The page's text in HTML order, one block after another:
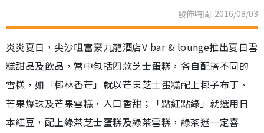
發佈時間: 2016/08/03
炎炎夏日，尖沙咀富豪九龍酒店V bar & lounge推出夏日雪
糕甜品及飲品，當中包括四款芝士蛋糕，各自配搭不同的
雪糕，如「椰林香芒」就以芒果芝士蛋糕配上椰子布丁、
芒果爆珠及芒果雪糕，入口香甜；「點紅點綠」就選用日
本紅豆，配上綠茶芝士蛋糕及綠茶雪糕，綠茶迷一定喜